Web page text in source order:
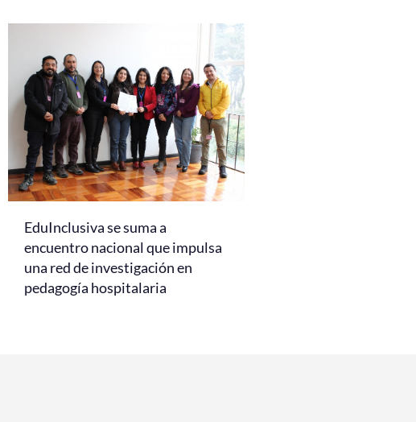
EduInclusiva se suma a
encuentro nacional que impulsa
una red de investigación en
pedagogía hospitalaria